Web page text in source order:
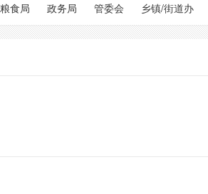
粮食局 政务局 管委会 乡镇/街道办